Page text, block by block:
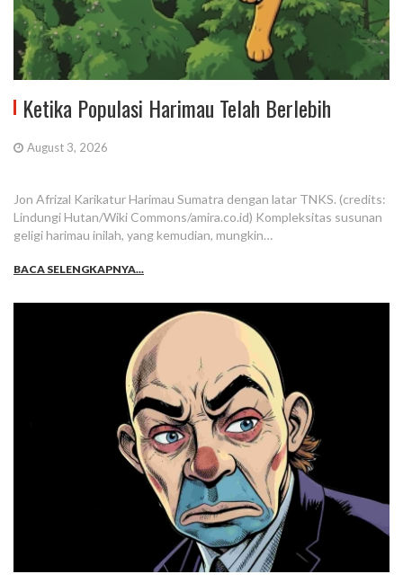
Ketika Populasi Harimau Telah Berlebih
August 3, 2026
Jon Afrizal Karikatur Harimau Sumatra dengan latar TNKS. (credits:
Lindungi Hutan/Wiki Commons/amira.co.id) Kompleksitas susunan
geligi harimau inilah, yang kemudian, mungkin…
BACA SELENGKAPNYA...